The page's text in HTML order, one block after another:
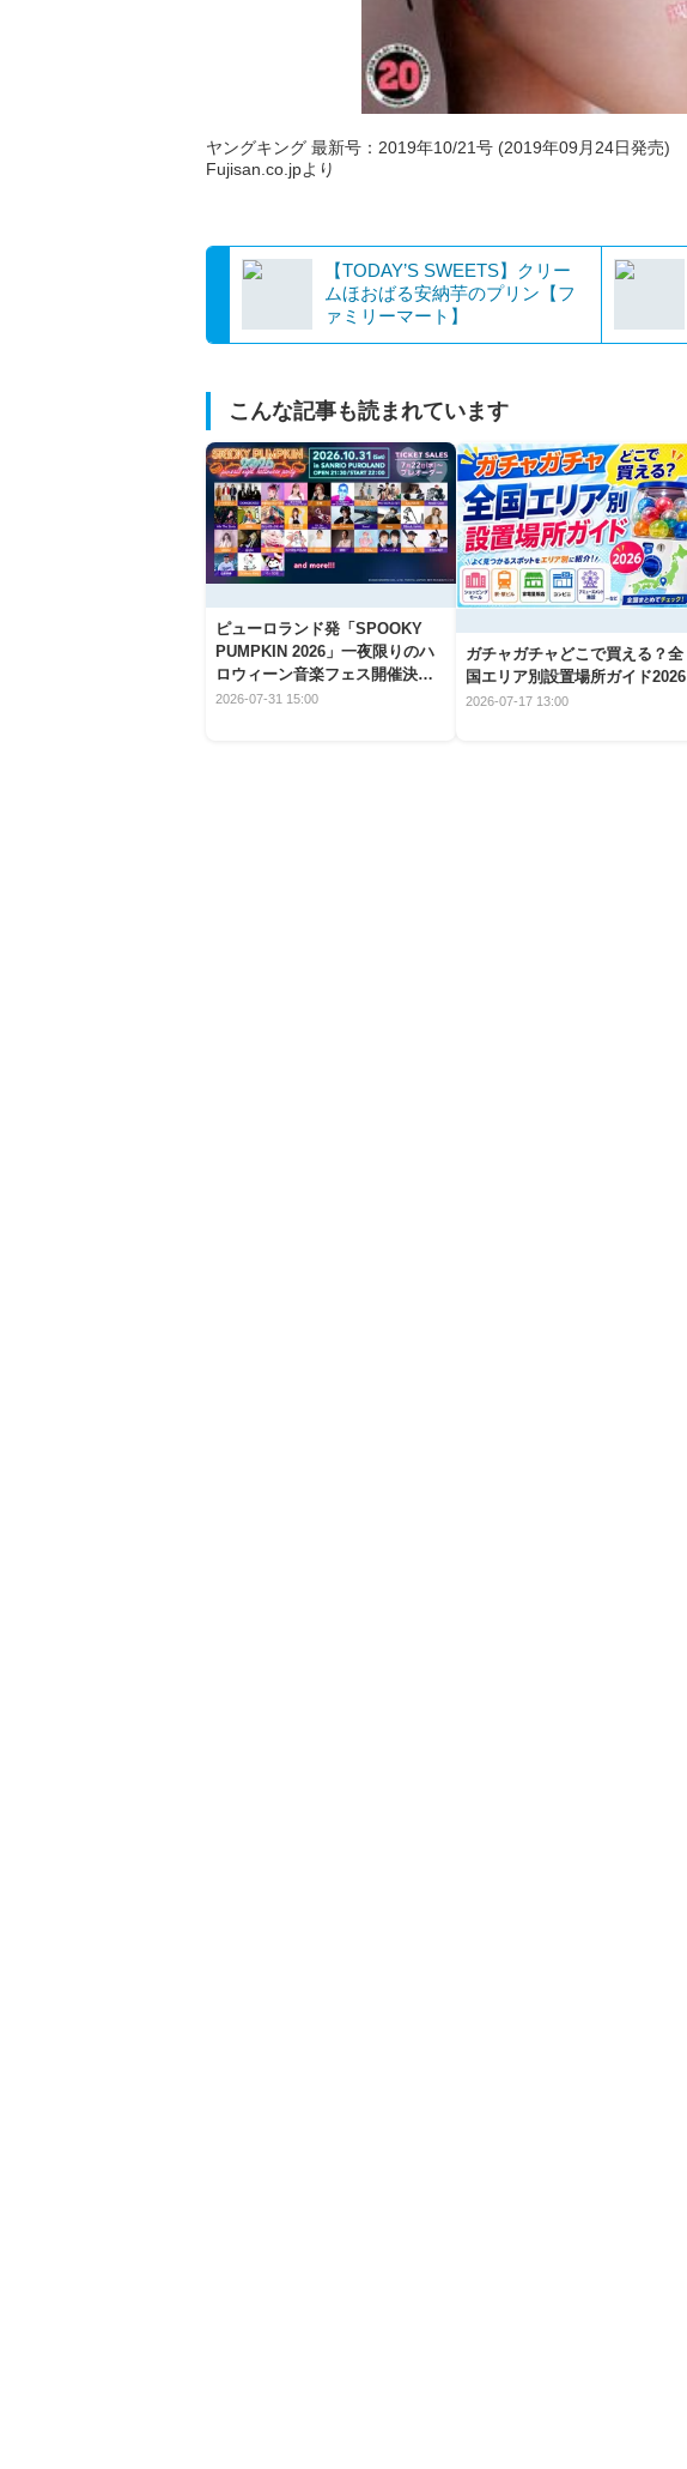
ヤングキング 最新号：2019年10/21号 (2019年09月24日発売)
Fujisan.co.jpより
【TODAY’S SWEETS】クリー
ムほおばる安納芋のプリン【フ
ァミリーマート】
こんな記事も読まれています
ピューロランド発「SPOOKY
PUMPKIN 2026」一夜限りのハ
ロウィーン音楽フェス開催決
定！
2026-07-31 15:00
ガチャガチャどこで買える？全
国エリア別設置場所ガイド2026
2026-07-17 13:00